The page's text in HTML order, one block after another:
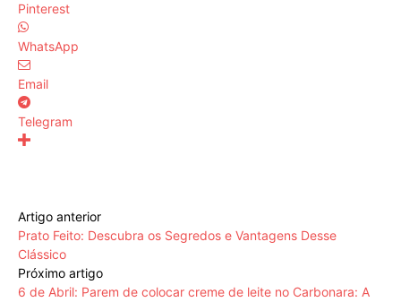
Pinterest
WhatsApp
Email
Telegram
Artigo anterior
Prato Feito: Descubra os Segredos e Vantagens Desse
Clássico
Próximo artigo
6 de Abril: Parem de colocar creme de leite no Carbonara: A